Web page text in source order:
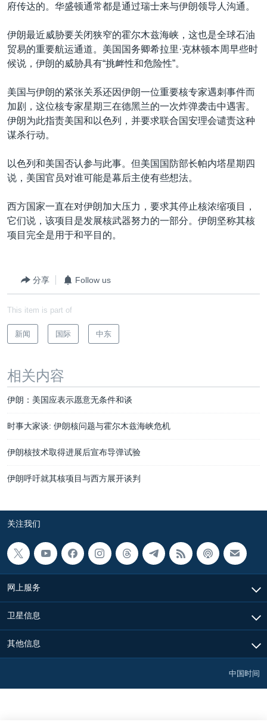
埃博拉疫情
美国之音专访
重要讲话与声明
南中国海争端
关注西藏
关注新疆
GEN Z 看美国
府传达的。华盛顿通常都是通过瑞士来与伊朗领导人沟通。
伊朗最近威胁要关闭狭窄的霍尔木兹海峡，这也是全球石油
贸易的重要航运通道。美国国务卿希拉里·克林顿本周早些时
候说，伊朗的威胁具有“挑衅性和危险性”。
美国与伊朗的紧张关系还因伊朗一位重要核专家遇刺事件而
加剧，这位核专家星期三在德黑兰的一次炸弹袭击中遇害。
伊朗为此指责美国和以色列，并要求联合国安理会谴责这种
谋杀行动。
以色列和美国否认参与此事。但美国国防部长帕内塔星期四
说，美国官员对谁可能是幕后主使有些想法。
西方国家一直在对伊朗加大压力，要求其停止核浓缩项目，
它们说，该项目是发展核武器努力的一部分。伊朗坚称其核
项目完全是用于和平目的。
分享 Follow us
This item is part of
新闻 国际 中东
相关内容
伊朗：美国应表示愿意无条件和谈
时事大家谈: 伊朗核问题与霍尔木兹海峡危机
伊朗核技术取得进展后宣布导弹试验
伊朗呼吁就其核项目与西方展开谈判
关注我们
网上服务
卫星信息
其他信息
中国时间